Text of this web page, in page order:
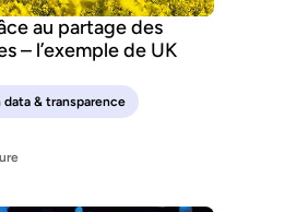
au partage des
– l’exemple de UK
data & transparence